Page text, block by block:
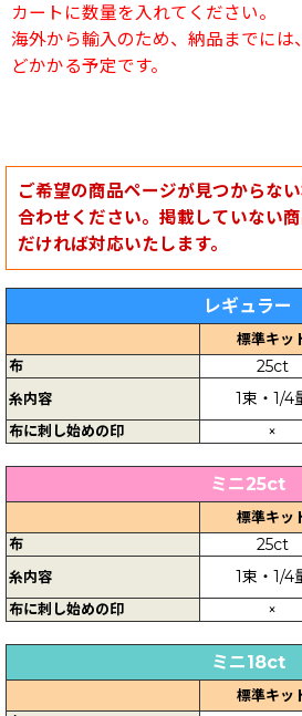
カートに数量を入れてください。
海外から輸入のため、納品までには
どかかる予定です。
ご希望の商品ページが見つからな
合わせください。掲載していない
だければ対応いたします。
レギュラー
標準キッ
布
25ct
糸内容 1束・1/4
布に刺し始めの印 ×
ミニ25ct
標準キッ
布
25ct
糸内容 1束・1/4
布に刺し始めの印 ×
ミニ18ct
標準キッ